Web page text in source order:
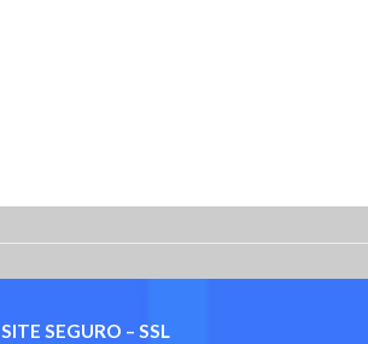
SITE SEGURO – SSL